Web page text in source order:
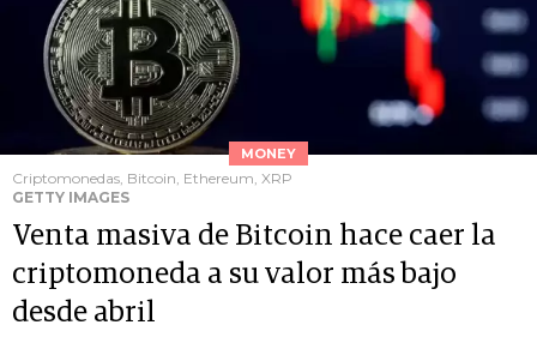
MONEY
Criptomonedas, Bitcoin, Ethereum, XRP
GETTY IMAGES
Venta masiva de Bitcoin hace caer la
criptomoneda a su valor más bajo
desde abril